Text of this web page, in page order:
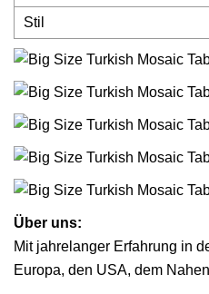
Stil
Über uns:
Mit jahrelanger Erfahrung in
Europa, den USA, dem